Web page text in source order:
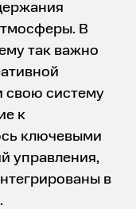
В
так важно
свою систему
к
ключевыми
управления,
в